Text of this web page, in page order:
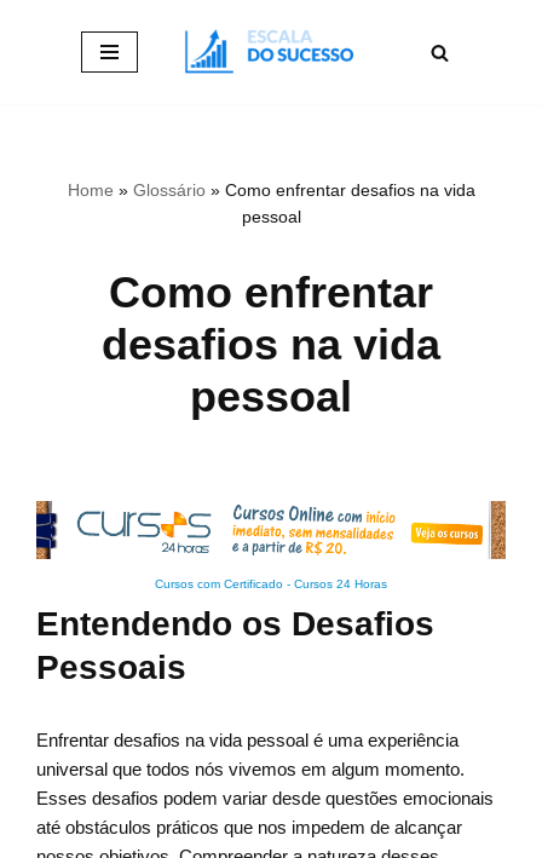
Home » Glossário» Como enfrentar desafios na vida
pessoal
Como enfrentar
desafios na vida
pessoal
Cursos com Certificado - Cursos 24 Horas
Entendendo os Desafios
Pessoais
Enfrentar desafios na vida pessoal é uma experiência
universal que todos nós vivemos em algum momento.
Esses desafios podem variar desde questões emocionais
até obstáculos práticos que nos impedem de alcançar